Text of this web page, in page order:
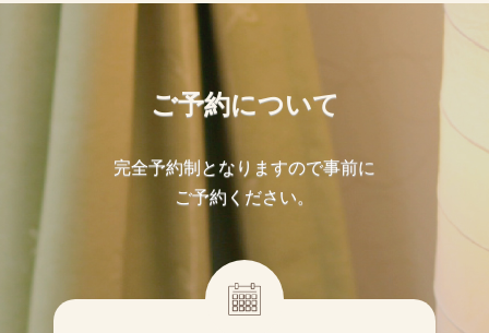
ご予約について
完全予約制となりますので事前に
ご予約ください。